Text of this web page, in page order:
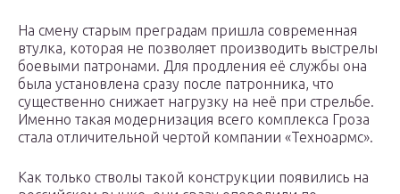
На смену старым преградам пришла современная
втулка, которая не позволяет производить выстрелы
боевыми патронами. Для продления её службы она
была установлена сразу после патронника, что
существенно снижает нагрузку на неё при стрельбе.
Именно такая модернизация всего комплекса Гроза
стала отличительной чертой компании «Техноармс».
Как только стволы такой конструкции появились на